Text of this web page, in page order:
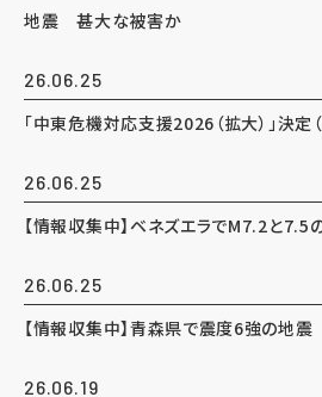
地震 甚大な被害か
26.06.25
「中東危機対応支援2026（拡大）」決定
26.06.25
【情報収集中】ベネズエラでM7.2と7.5
26.06.25
【情報収集中】青森県で震度6強の地震
26.06.19